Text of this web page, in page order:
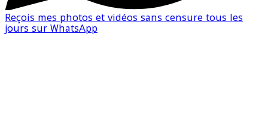
Reçois mes photos et vidéos sans censure tous les
jours sur WhatsApp